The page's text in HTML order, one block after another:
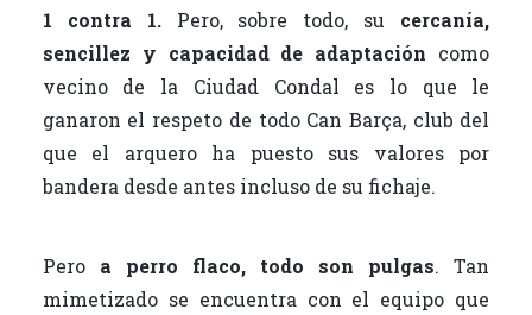
1 contra 1.Pero, sobre todo, su cercanía,
sencillez y capacidad de adaptación como
vecino de la Ciudad Condal es lo que le
ganaron el respeto de todo Can Barça, club del
que el arquero ha puesto sus valores por
bandera desde antes incluso de su fichaje.
Pero a perro flaco, todo son pulgas. Tan
mimetizado se encuentra con el equipo que